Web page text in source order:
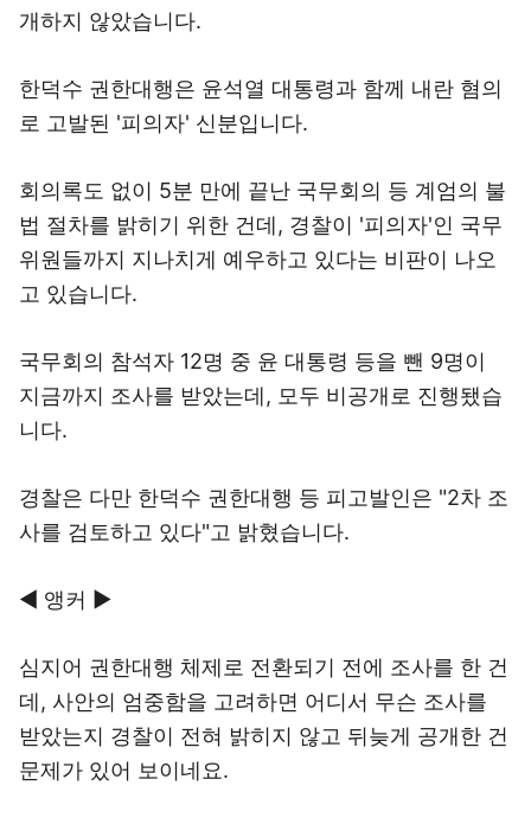
개하지 않았습니다.
한덕수 권한대행은 윤석열 대통령과 함께 내란 혐의
로 고발된 '피의자' 신분입니다.
회의록도 없이 5분 만에 끝난 국무회의 등 계엄의 불
법 절차를 밝히기 위한 건데, 경찰이 '피의자'인 국무
위원들까지 지나치게 예우하고 있다는 비판이 나오
고 있습니다.
국무회의 참석자 12명 중 윤 대통령 등을 뺀 9명이
지금까지 조사를 받았는데, 모두 비공개로 진행됐습
니다.
경찰은 다만 한덕수 권한대행 등 피고발인은 "2차 조
사를 검토하고 있다"고 밝혔습니다.
◀ 앵커 ▶
심지어 권한대행 체제로 전환되기 전에 조사를 한 건
데, 사안의 엄중함을 고려하면 어디서 무슨 조사를
받았는지 경찰이 전혀 밝히지 않고 뒤늦게 공개한 건
문제가 있어 보이네요.